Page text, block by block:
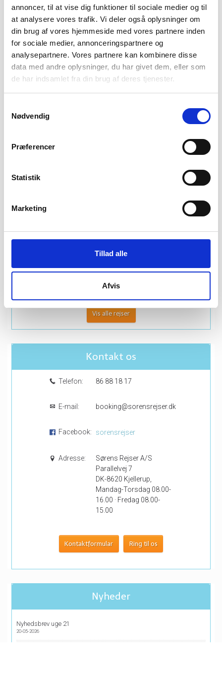
annoncer, til at vise dig funktioner til sociale medier og til
at analysere vores trafik. Vi deler også oplysninger om
din brug af vores hjemmeside med vores partnere inden
for sociale medier, annonceringspartnere og
analysepartnere. Vores partnere kan kombinere disse
data med andre oplysninger, du har givet dem, eller som
de har indsamlet fra din brug af deres tjenester.
Nødvendig
Præferencer
Statistik
Marketing
Tillad alle
Afvis
Sørens Unikke - Cirkusrevyen med GULDPAKKEN
Fra 3.695,-
9/8
10/8
11/8
Vis alle rejser
Kontakt os
Telefon: 86 88 18 17
E-mail: booking@sorensrejser.dk
Facebook: sorensrejser
Adresse:
Sørens Rejser A/S
Parallelvej 7
DK-8620 Kjellerup,
Mandag-Torsdag 08.00-
16.00 · Fredag 08.00-
15.00
Kontaktformular Ring til os
Nyheder
Nyhedsbrev uge 21
20-05-2026